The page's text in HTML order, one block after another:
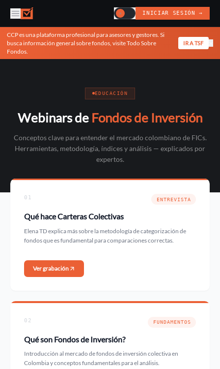
☀ INICIAR SESIÓN →
CCP es una plataforma profesional para asesores y gestores. Si
busca información general sobre fondos, visite Todo Sobre
Fondos.
IR A TSF
EDUCACIÓN
Webinars de Fondos de Inversión
Conceptos clave para entender el mercado colombiano de FICs.
Herramientas, metodología, índices y análisis — explicados por
expertos.
01 ENTREVISTA
Qué hace Carteras Colectivas
Elena TD explica más sobre la metodología de categorización de
fondos que es fundamental para comparaciones correctas.
Ver grabación
02 FUNDAMENTOS
Qué son Fondos de Inversión?
Introducción al mercado de fondos de inversión colectiva en
Colombia y conceptos fundamentales para el análisis.